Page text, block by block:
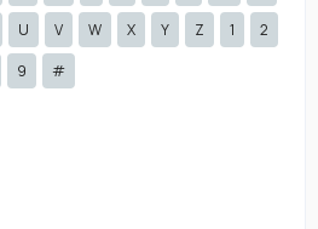
U V W X Y Z 1
2
9 #